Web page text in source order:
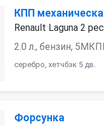
КПП
Renault Laguna 2
2.0 л., бензин,
серебро, хетчбэк 5 дв.
Форсунка